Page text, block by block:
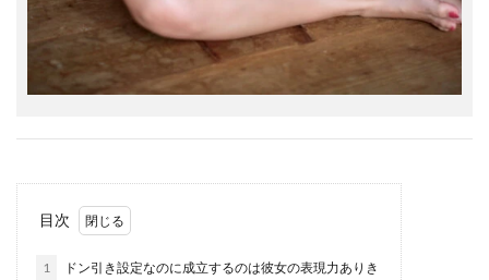
目次
1 ドン引き設定なのに成立するのは彼女の表現力ありき